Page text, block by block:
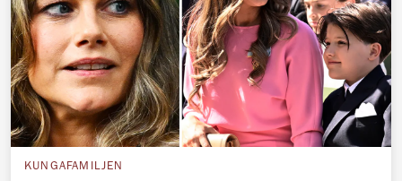
KUNGAFAMILJEN